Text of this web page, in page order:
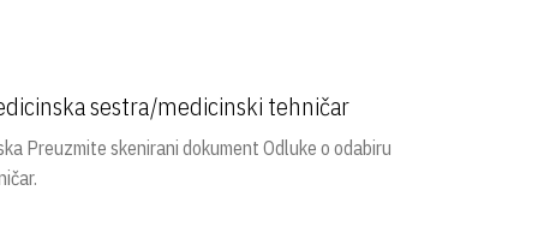
sestra/medicinski tehničar
Preuzmite skenirani dokument Odluke o odabiru